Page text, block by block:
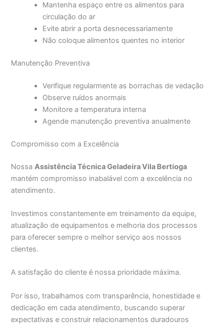
Mantenha espaço entre os alimentos para
circulação do ar
Evite abrir a porta desnecessariamente
Não coloque alimentos quentes no interior
Manutenção Preventiva
Verifique regularmente as borrachas de vedação
Observe ruídos anormais
Monitore a temperatura interna
Agende manutenção preventiva anualmente
Compromisso com a Excelência
NossaAssistência Técnica Geladeira Vila Bertioga
mantém compromisso inabalável com a excelência no
atendimento.
Investimos constantemente em treinamento da equipe,
atualização de equipamentos e melhoria dos processos
para oferecer sempre o melhor serviço aos nossos
clientes.
A satisfação do cliente é nossa prioridade máxima.
Por isso, trabalhamos com transparência, honestidade e
dedicação em cada atendimento, buscando superar
expectativas e construir relacionamentos duradouros